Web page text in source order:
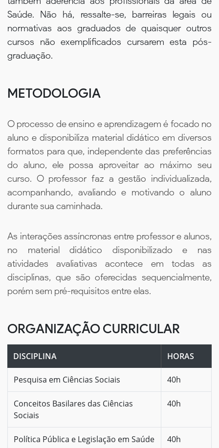
Saúde. Não há, ressalte-se, barreiras legais ou
normativas aos graduados de quaisquer outros
cursos não exemplificados cursarem esta pós-
graduação.
METODOLOGIA
O processo de ensino e aprendizagem é focado no
aluno e disponibiliza material didático em diversos
formatos para que, independente das preferências
do aluno, ele possa aproveitar ao máximo seu
curso. O professor faz a gestão individualizada,
acompanhando, avaliando e motivando o aluno
durante sua caminhada.
As interações assíncronas entre professor e alunos,
no material didático disponibilizado e nas
atividades avaliativas acontece em todas as
disciplinas, que são oferecidas sequencialmente,
porém sem pré-requisitos entre elas.
ORGANIZAÇÃO CURRICULAR
DISCIPLINA HORAS
Pesquisa em Ciências Sociais 40h
Conceitos Basilares das Ciências
Sociais
40h
Política Pública e Legislação em Saúde 40h